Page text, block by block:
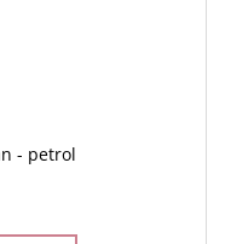
- petrol